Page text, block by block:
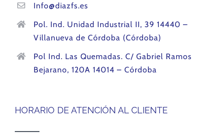
Info@diazfs.es
Pol. Ind. Unidad Industrial II, 39 14440 –
Villanueva de Córdoba (Córdoba)
Pol Ind. Las Quemadas. C/ Gabriel Ramos
Bejarano, 120A 14014 – Córdoba
HORARIO DE ATENCIÓN AL CLIENTE